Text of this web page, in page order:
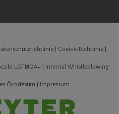
| Cookie-Richtlinie|
LGTBIQA+ Internal Whistleblowing
Ökodesign Impressum